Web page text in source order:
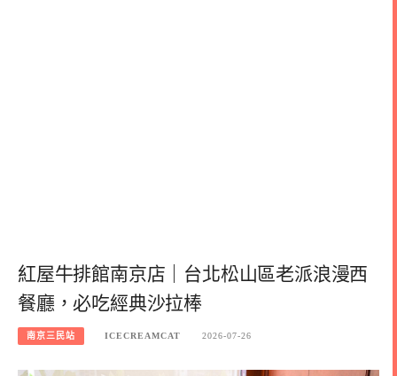
紅屋牛排館南京店｜台北松山區老派浪漫西
餐廳，必吃經典沙拉棒
南京三民站 ICECREAMCAT 2026-07-26